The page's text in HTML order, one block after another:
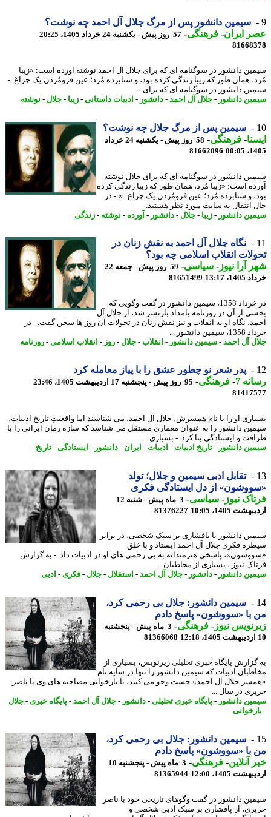
سیمین دانشور پس از مرگ جلال آل احمد چه نوشت؟
ایران- فرهنگی-57 روز پیش - یکشنبه 24 خرداد 1405، 20:25
دانشور در سوگنامه ای که برای جلال آل احمد نوشته آورده است: «زیبا
همان طور که زیبا زندگی کرده بود، و شتابزده مُرد؛ عین فرومُردن یک چراغ. -
دانشور در سوگنامه ای که برای ...
دانشور-جلال آل احمد -دانشور-ادبیات داستانی-زیبا- جلال-نوشته
سیمین پس از مرگ جلال چه نوشت؟
-فرهنگی-
58 روز پیش - یکشنبه 24 خرداد
81662096
دانشور در سوگنامه ای که برای جلال نوشته
است: «زیبا مُرد، همان طور که زیبا زندگی کرده
و شتابزده مُرد؛ عین فرومُردن یک چراغ...» - در
اﻧﺘﻘﺎل ﺑﻪ ﺳﺎﯾﺖ ﻣﻮرد ﻧﻈﺮ ﻫﺴﺘﯿﺪ.
دانشور-زیبا- جلال-دانشور-آورده- نوشته-زندگی
نگاه جلال آل احمد به نقش زنان در
انقلاب اسلامی چه بود؟
آرا نیوز-سیاسی-
59 روز پیش - جمعه 22
13:17
81651499
در خرداد 1358، سیمین دانشور در گفت وگویی که
از آن در روزنامه بامداد بازنشر شد، از جلال آل
نگاه او به انقلاب و نیز نقش زنان در تحولات آن روز ها سخن گفت. - در
دانشور ...
آل احمد -سیمین دانشور-انقلاب-جلال-روز- انقلاب اسلامی-روزنامه
پدر شعر نو چطور عشق را با پیاز معامله کرد
7
-فرهنگی-95 روز پیش - پنجشنبه 17 اردیبهشت 1405، 23:46
او را با نام همسرش، جلال آل احمد، می شناسند اما واقعیتِ تاریخ ادبیات،
دانشور را به عنوان معماری مستقل می شناسد که سازه رمان ایرانی را با
و ایستادگی بنا کرد. - بسیاری ...
دانشور-تاریخ ادبیات-ادبیات-ایران - دانشور-ایستادگی-تاریخ
تقابل ادبی سیمین و جلال؛ تولد
از دل ایستادگی فکری
نیوز-سیاسی-
3 ماه پیش - شنبه 12
1405، 10:05
81376227
دانشور با پافشاری بر سبک شخصی، در برابر
فکری جلال آل احمد ایستاد و با خلق
پاسخی هنرمندانه به بی رحمی های او در ادبیات داد. - به گزارش
نیوز ، بسیاری از مخاطبان ...
دانشور-دانشور-جلال آل احمد -استقلال-جلال-فکری- ادبی
سیمین دانشور: جلال بی رحمی کرد،
با «سووشون» پاسخ دادم
نیوز-فرهنگی-
3 ماه پیش - پنجشنبه
81366068
پایگاه خبری تحلیلی زیرنویس، بسیاری از
ادبیات که سیمین دانشور را تنها در سایه نام
جلال آل احمد» جست وجو می کنند، با بازخوانی مصاحبه های وی با ناصر
در سال ...
دانشور-پایگاه خبری تحلیلی-دانشور-جلال آل احمد -پایگاه خبری- جلال
سیمین دانشور: جلال بی رحمی کرد،
با «سووشون» پاسخ دادم
آنلاین-فرهنگی-
3 ماه پیش - پنجشنبه 10
1405، 12:00
81365944
دانشور در گفت وگوهای تاریخی خود با ناصر
از پافشاری بر سبک ادبی شخصی و